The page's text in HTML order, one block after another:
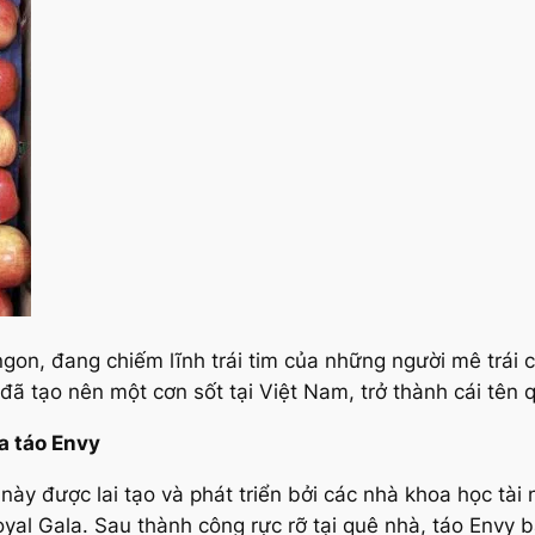
đang chiếm lĩnh trái tim của những người mê trái
tạo nên một cơn sốt tại Việt Nam, trở thành cái tên
táo Envy
được lai tạo và phát triển bởi các nhà khoa học
Gala. Sau thành công rực rỡ tại quê nhà, táo Envy